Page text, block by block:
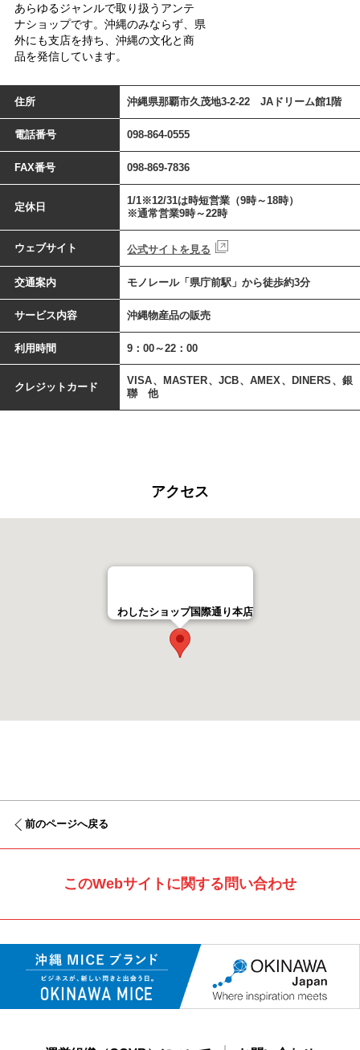
あらゆるジャンルで取り扱うアンテ
ナショップです。沖縄のみならず、県
外にも支店を持ち、沖縄の文化と商
品を発信しています。
住所 沖縄県那覇市久茂地3-2-22 JAドリーム館1階
電話番号 098-864-0555
FAX番号 098-869-7836
定休日
1/1※12/31は時短営業（9時～18時）
※通常営業9時～22時
ウェブサイト 公式サイトを見る
交通案内 モノレール「県庁前駅」から徒歩約3分
サービス内容 沖縄物産品の販売
利用時間 9：00～22：00
クレジットカード
VISA、MASTER、JCB、AMEX、DINERS、銀
聯 他
アクセス
わしたショップ国際通り本店
前のページへ戻る
このWebサイトに関する問い合わせ